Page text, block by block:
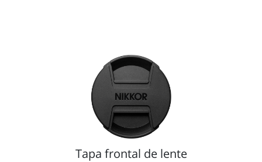
Tapa frontal de lente